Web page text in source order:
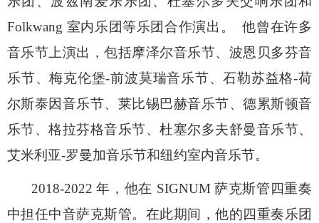
Folkwang 室内乐团等乐团合作演出。 他曾在许多
音乐节上演出，包括摩泽尔音乐节、波恩贝多芬音
乐节、梅克伦堡-前波莫瑞音乐节、石勒苏益格-荷
尔斯泰因音乐节、莱比锡巴赫音乐节、德累斯顿音
乐节、格拉芬格音乐节、杜塞尔多夫舒曼音乐节、
艾米利亚-罗曼加音乐节和纽约室内音乐节。
2018-2022 年，他在 SIGNUM 萨克斯管四重奏
中担任中音萨克斯管。在此期间，他的四重奏乐团